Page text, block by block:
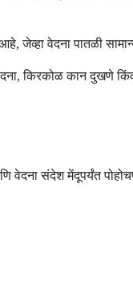
जेव्हा वेदना पातळी
किरकोळ कान दुखणे
संदेश मेंदूपर्यंत